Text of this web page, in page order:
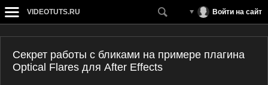
VIDEOTUTS.RU Войти на сайт
Секрет работы с бликами на примере плагина
Optical Flares для After Effects